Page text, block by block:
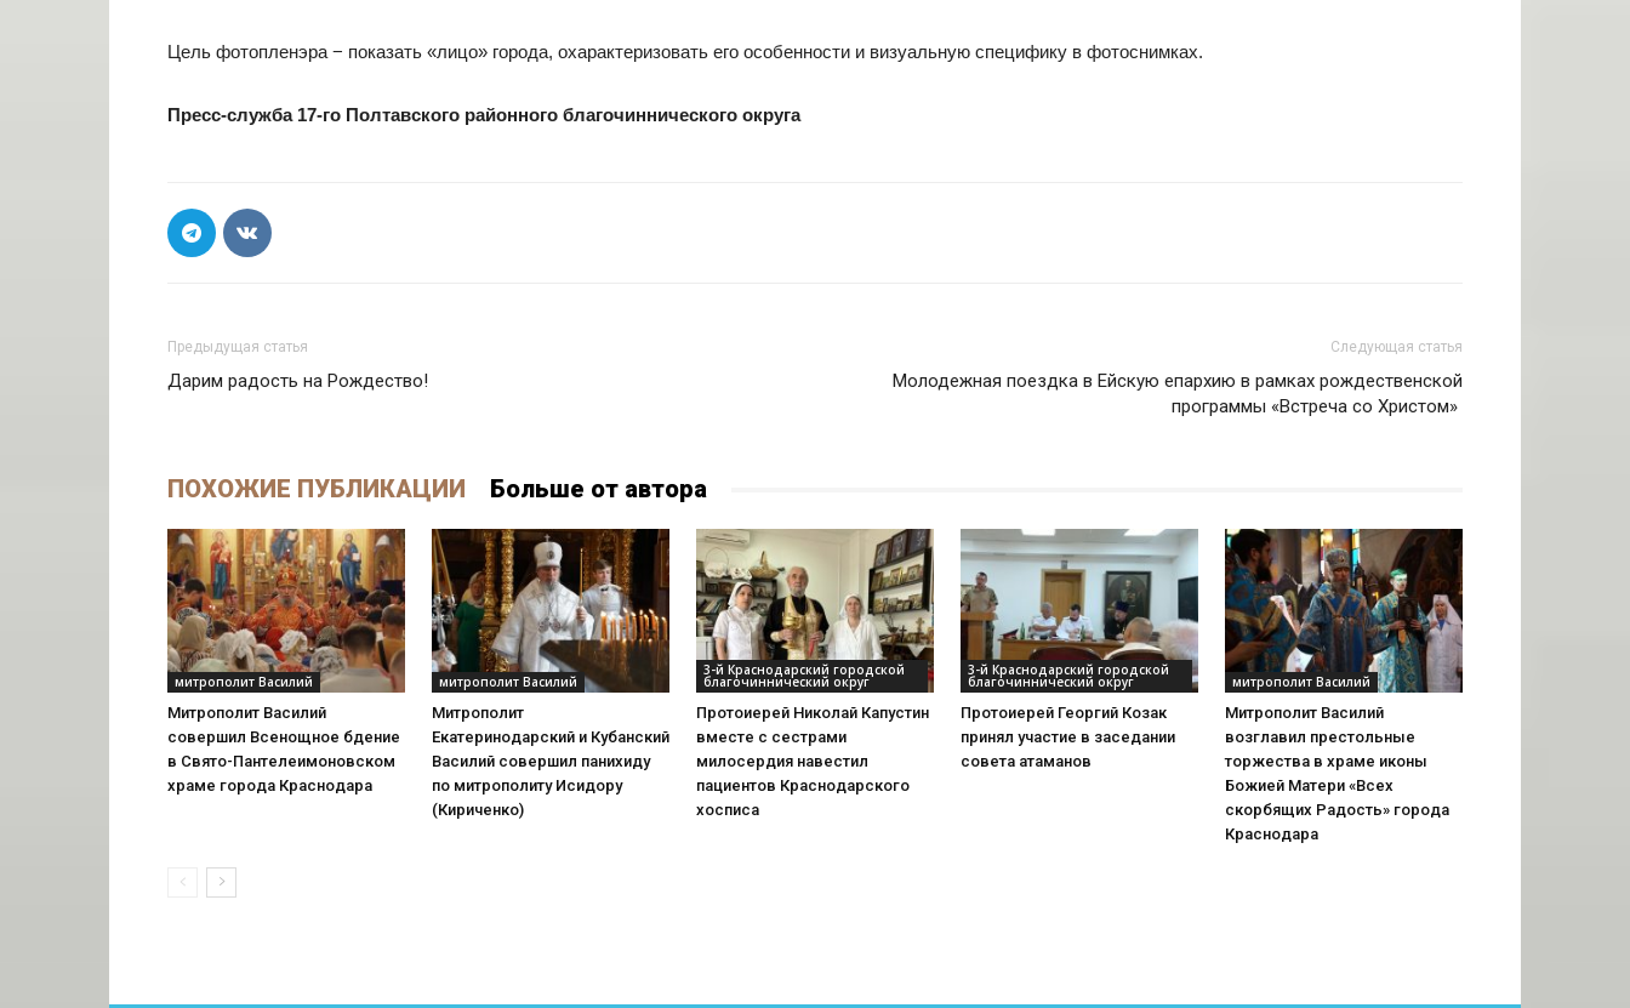
Цель фотопленэра − показать «лицо» города, охарактеризовать его особенности и визуальную специфику в фотоснимках.
Пресс-служба 17-го Полтавского районного благочиннического округа
Предыдущая статья
Дарим радость на Рождество!
Следующая статья
Молодежная поездка в Ейскую епархию в рамках рождественской
программы «Встреча со Христом»
ПОХОЖИЕ ПУБЛИКАЦИИ Больше от автора
митрополит Василий
Митрополит Василий
совершил Всенощное бдение
в Свято-Пантелеимоновском
храме города Краснодара
митрополит Василий
Митрополит
Екатеринодарский и Кубанский
Василий совершил панихиду
по митрополиту Исидору
(Кириченко)
3-й Краснодарский городской
благочиннический округ
Протоиерей Николай Капустин
вместе с сестрами
милосердия навестил
пациентов Краснодарского
хосписа
3-й Краснодарский городской
благочиннический округ
Протоиерей Георгий Козак
принял участие в заседании
совета атаманов
митрополит Василий
Митрополит Василий
возглавил престольные
торжества в храме иконы
Божией Матери «Всех
скорбящих Радость» города
Краснодара